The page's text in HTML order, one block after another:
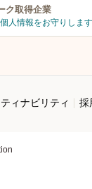
ク取得企業
人情報をお守りします
ィナビリティ 採